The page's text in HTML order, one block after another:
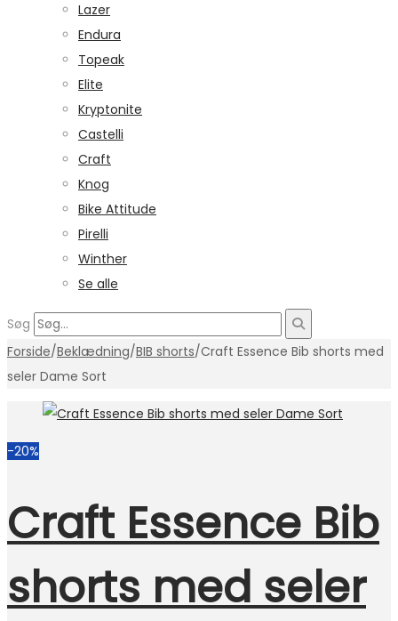
Lazer
Endura
Topeak
Elite
Kryptonite
Castelli
Craft
Knog
Bike Attitude
Pirelli
Winther
Se alle
Søg
Forside/Beklædning/BIB shorts/Craft Essence Bib shorts med
seler Dame Sort
-20%
Craft Essence Bib
shorts med seler